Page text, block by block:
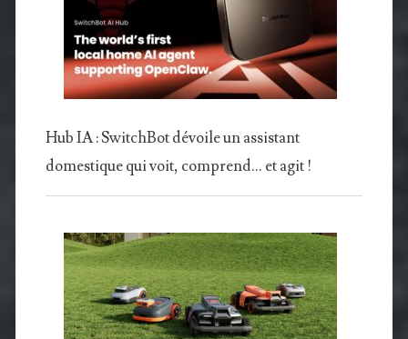
Hub IA : SwitchBot dévoile un assistant
domestique qui voit, comprend… et agit !